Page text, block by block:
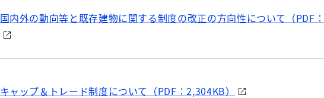
国内外の動向等と既存建物に関する制度の改正の方向性について（PDF：
キャップ＆トレード制度について（PDF：2,304KB）